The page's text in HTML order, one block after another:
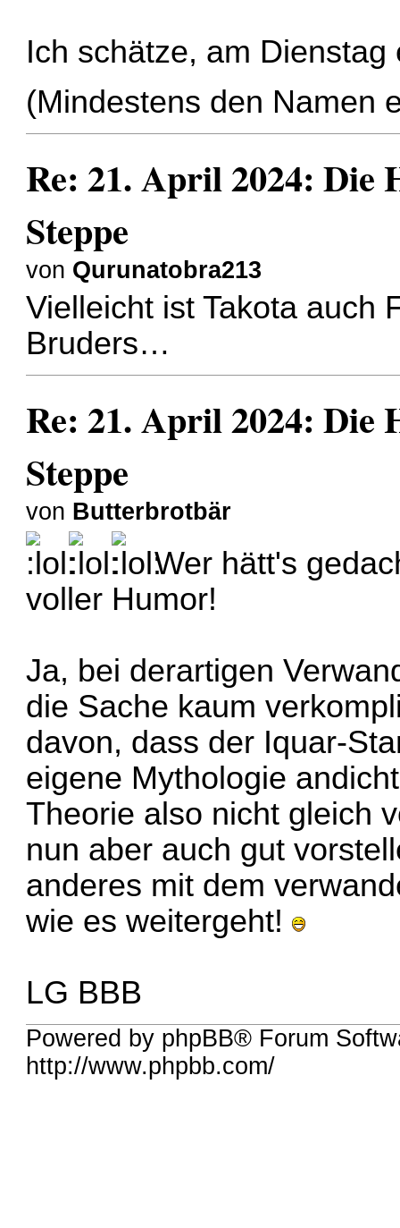
Ich schätze, am
(Mindestens den Namen
Re: 21. April 2024: Die
Steppe
von Qurunatobra213
Vielleicht ist Takota auch
Bruders…
Re: 21. April 2024: Die
Steppe
von Butterbrotbär
Wer hätt's
voller Humor!
Ja, bei derartigen
die Sache kaum
davon, dass der Iquar-
eigene Mythologie
Theorie also nicht gleich
nun aber auch gut
anderes mit dem
wie es weitergeht!
LG BBB
Powered by phpBB® Forum
http://www.phpbb.com/